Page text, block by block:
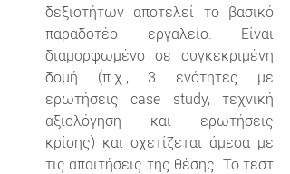
δεξιοτήτων αποτελεί το βασικό
παραδοτέο εργαλείο. Είναι
διαμορφωμένο σε συγκεκριμένη
δομή (π.χ., 3 ενότητες με
ερωτήσεις case study, τεχνική
αξιολόγηση και ερωτήσεις
κρίσης) και σχετίζεται άμεσα με
τις απαιτήσεις της θέσης. Το τεστ